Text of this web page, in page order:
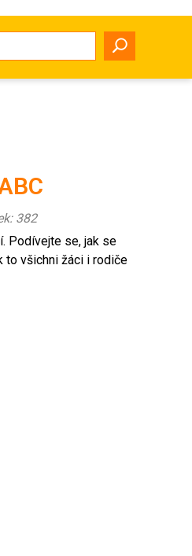
382
Podívejte se, jak se
to všichni žáci i rodiče